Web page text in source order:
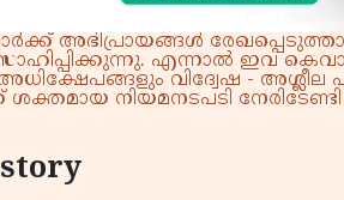
അഭിപ്രായങ്ങൾ
എന്നാൽ ഇവ
വിദ്വേഷ - അശ്ലീല
നിയമനടപടി നേരിടേണ്ടി